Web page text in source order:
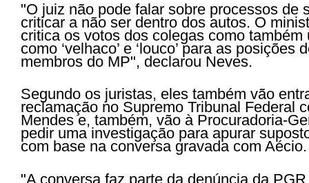
"O juiz não pode falar sobre processos de
criticar a não ser dentro dos autos. O
critica os votos dos colegas como também
como ‘velhaco’ e ‘louco’ para as posições
membros do MP", declarou Neves.
Segundo os juristas, eles também vão
reclamação no Supremo Tribunal Federal
Mendes e, também, vão à Procuradoria-
pedir uma investigação para apurar
com base na conversa gravada com Aécio.
"A conversa faz parte da denúncia da